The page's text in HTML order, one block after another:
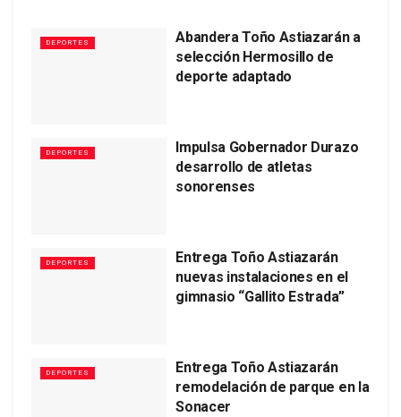
DEPORTES
Abandera Toño Astiazarán a
selección Hermosillo de
deporte adaptado
DEPORTES
Impulsa Gobernador Durazo
desarrollo de atletas
sonorenses
DEPORTES
Entrega Toño Astiazarán
nuevas instalaciones en el
gimnasio “Gallito Estrada”
DEPORTES
Entrega Toño Astiazarán
remodelación de parque en la
Sonacer